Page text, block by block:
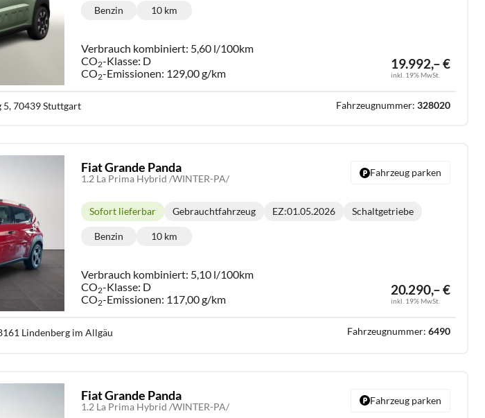
19.992,– €
inkl. 19% MwSt.
Kraftstoff:
Benzin
Kilometerstand:
10 km
Verbrauch kombiniert: 5,60 l/100km
CO2-Klasse: D
CO2-Emissionen: 129,00 g/km
5,70439 Stuttgart Fahrzeugnummer: 328020
Fiat Grande Panda
1.2 La Prima Hybrid /WINTER-PA/
20.290,– €
inkl. 19% MwSt.
Lieferzeit:
Sofort lieferbar Gebrauchtfahrzeug EZ:01.05.2026
Getriebe:
Schaltgetriebe
Kraftstoff:
Benzin
Kilometerstand:
10 km
Verbrauch kombiniert: 5,10 l/100km
CO2-Klasse: D
CO2-Emissionen: 117,00 g/km
Fahrzeug parken
Lindenberg im Allgäu Fahrzeugnummer: 6490
Fiat Grande Panda
1.2 La Prima Hybrid /WINTER-PA/
Fahrzeug parken